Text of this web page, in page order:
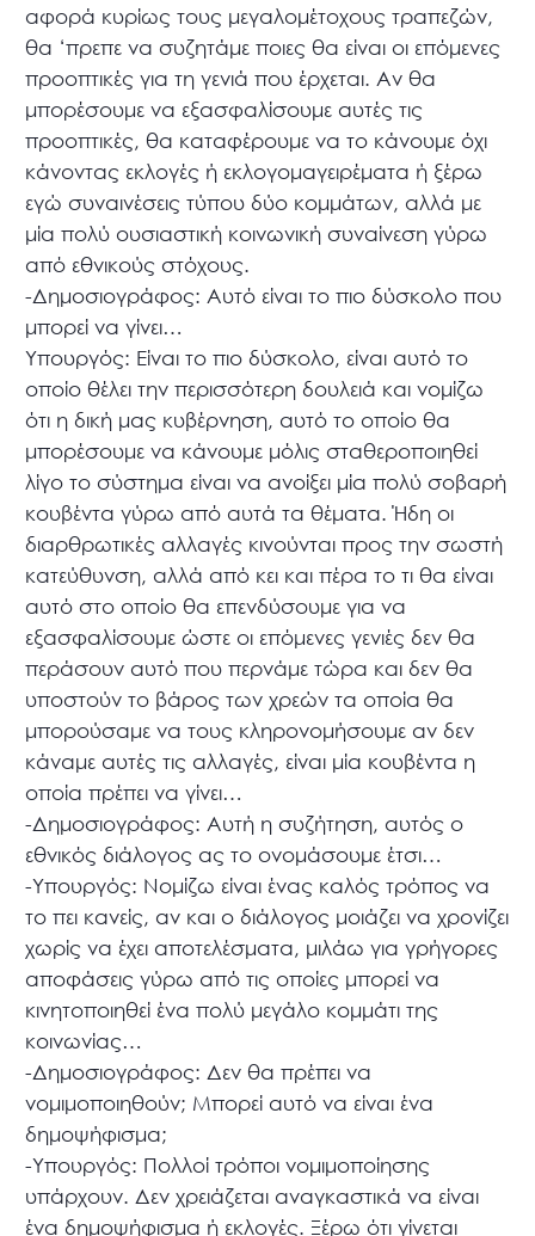
αφορά κυρίως τους μεγαλομέτοχους τραπεζών,
θα ‘πρεπε να συζητάμε ποιες θα είναι οι επόμενες
προοπτικές για τη γενιά που έρχεται. Αν θα
μπορέσουμε να εξασφαλίσουμε αυτές τις
προοπτικές, θα καταφέρουμε να το κάνουμε όχι
κάνοντας εκλογές ή εκλογομαγειρέματα ή ξέρω
εγώ συναινέσεις τύπου δύο κομμάτων, αλλά με
μία πολύ ουσιαστική κοινωνική συναίνεση γύρω
από εθνικούς στόχους.
-Δημοσιογράφος: Αυτό είναι το πιο δύσκολο που
μπορεί να γίνει…
Υπουργός: Είναι το πιο δύσκολο, είναι αυτό το
οποίο θέλει την περισσότερη δουλειά και νομίζω
ότι η δική μας κυβέρνηση, αυτό το οποίο θα
μπορέσουμε να κάνουμε μόλις σταθεροποιηθεί
λίγο το σύστημα είναι να ανοίξει μία πολύ σοβαρή
κουβέντα γύρω από αυτά τα θέματα. Ήδη οι
διαρθρωτικές αλλαγές κινούνται προς την σωστή
κατεύθυνση, αλλά από κει και πέρα το τι θα είναι
αυτό στο οποίο θα επενδύσουμε για να
εξασφαλίσουμε ώστε οι επόμενες γενιές δεν θα
περάσουν αυτό που περνάμε τώρα και δεν θα
υποστούν το βάρος των χρεών τα οποία θα
μπορούσαμε να τους κληρονομήσουμε αν δεν
κάναμε αυτές τις αλλαγές, είναι μία κουβέντα η
οποία πρέπει να γίνει…
-Δημοσιογράφος: Αυτή η συζήτηση, αυτός ο
εθνικός διάλογος ας το ονομάσουμε έτσι…
-Υπουργός: Νομίζω είναι ένας καλός τρόπος να
το πει κανείς, αν και ο διάλογος μοιάζει να χρονίζει
χωρίς να έχει αποτελέσματα, μιλάω για γρήγορες
αποφάσεις γύρω από τις οποίες μπορεί να
κινητοποιηθεί ένα πολύ μεγάλο κομμάτι της
κοινωνίας…
-Δημοσιογράφος: Δεν θα πρέπει να
νομιμοποιηθούν; Μπορεί αυτό να είναι ένα
δημοψήφισμα;
-Υπουργός: Πολλοί τρόποι νομιμοποίησης
υπάρχουν. Δεν χρειάζεται αναγκαστικά να είναι
ένα δημοψήφισμα ή εκλογές. Ξέρω ότι γίνεται